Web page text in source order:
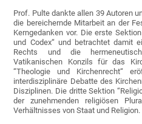
Prof. Pulte dankte allen 39 Autoren
die bereichernde Mitarbeit an der
Kerngedanken vor. Die erste
und Codex“ und betrachtet damit
Rechts und die
Vatikanischen Konzils für das
“Theologie und Kirchenrecht“
interdisziplinäre Debatte des
Disziplinen. Die dritte Sektion
der zunehmenden religiösen
Verhältnisses von Staat und Religion.